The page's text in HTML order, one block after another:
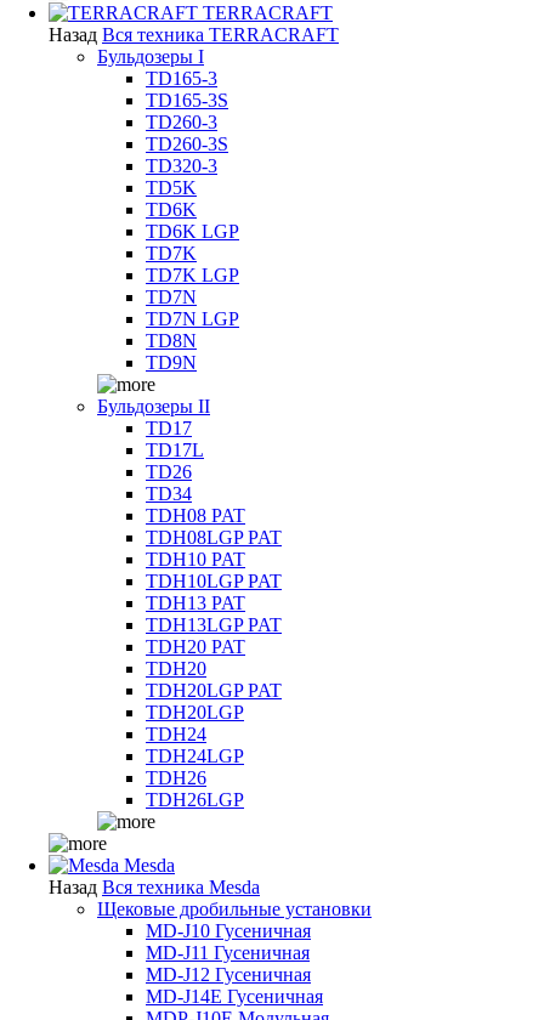
TERRACRAFT
Назад Вся техника TERRACRAFT
Бульдозеры I
TD165-3
TD165-3S
TD260-3
TD260-3S
TD320-3
TD5K
TD6K
TD6K LGP
TD7K
TD7K LGP
TD7N
TD7N LGP
TD8N
TD9N
Бульдозеры II
TD17
TD17L
TD26
TD34
TDH08 PAT
TDH08LGP PAT
TDH10 PAT
TDH10LGP PAT
TDH13 PAT
TDH13LGP PAT
TDH20 PAT
TDH20
TDH20LGP PAT
TDH20LGP
TDH24
TDH24LGP
TDH26
TDH26LGP
Mesda
Назад Вся техника Mesda
Щековые дробильные установки
MD-J10 Гусеничная
MD-J11 Гусеничная
MD-J12 Гусеничная
MD-J14E Гусеничная